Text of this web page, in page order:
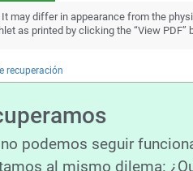
may differ in appearance from the
as printed by clicking the “View PDF”
recuperación
podemos seguir
al mismo dilema: